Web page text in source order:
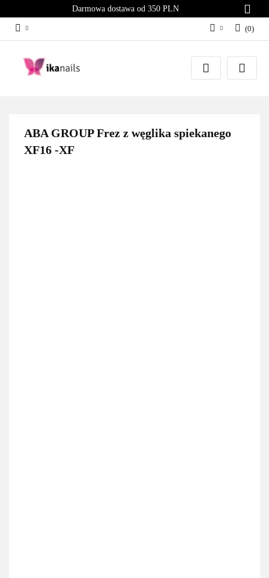
Darmowa dostawa od 350 PLN
Zaloguj się
Załóż konto
(0)
ABA GROUP Frez z węglika spiekanego
XF16 -XF